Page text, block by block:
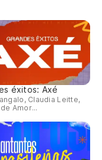
éxitos: Axé
Claudia Leitte,
Amor...